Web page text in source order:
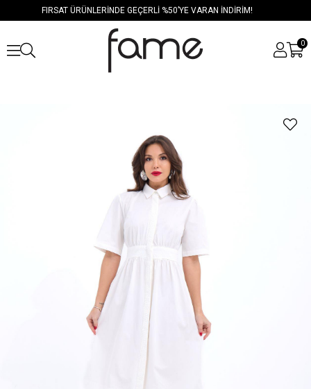
FIRSAT ÜRÜNLERİNDE GEÇERLİ %50’YE VARAN İNDİRİM!
0